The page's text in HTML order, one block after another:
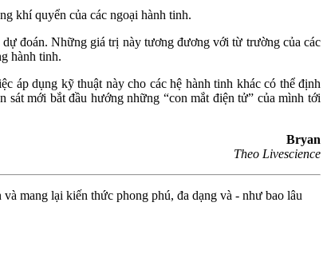
khí quyển của các ngoại hành tinh.
đoán. Những giá trị này tương đương với từ trường của các
hành tinh.
áp dụng kỹ thuật này cho các hệ hành tinh khác có thể định
mới bắt đầu hướng những “con mắt điện tử” của mình tới
Bryan
Theo Livescience
mang lại kiến thức phong phú, đa dạng và - như bao lâu